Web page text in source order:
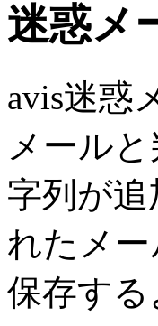
迷惑メ
avis迷惑
メール
字列が
れたメ
保存す